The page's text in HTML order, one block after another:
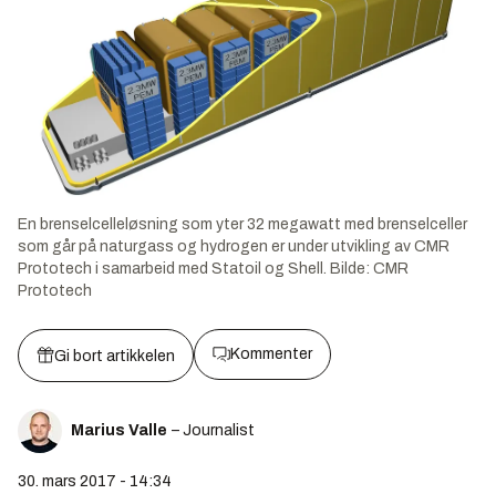
En brenselcelleløsning som yter 32 megawatt med brenselceller
som går på naturgass og hydrogen er under utvikling av CMR
Prototech i samarbeid med Statoil og Shell. Bilde: CMR
Prototech
Gi bort artikkelen Kommenter
Marius Valle – Journalist
30. mars 2017 - 14:34